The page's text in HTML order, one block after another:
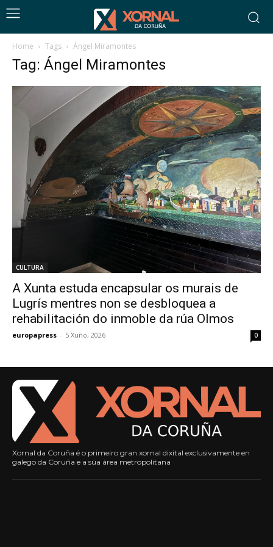
Home Tags Ángel Miramontes
Tag: Ángel Miramontes
CULTURA
A Xunta estuda encapsular os murais de
Lugrís mentres non se desbloquea a
rehabilitación do inmoble da rúa Olmos
europapress - 5 Xuño, 2026 0
Xornal da Coruña é o primeiro gran xornal dixital exclusivamente en
galego da Coruña e a súa área metropolitana